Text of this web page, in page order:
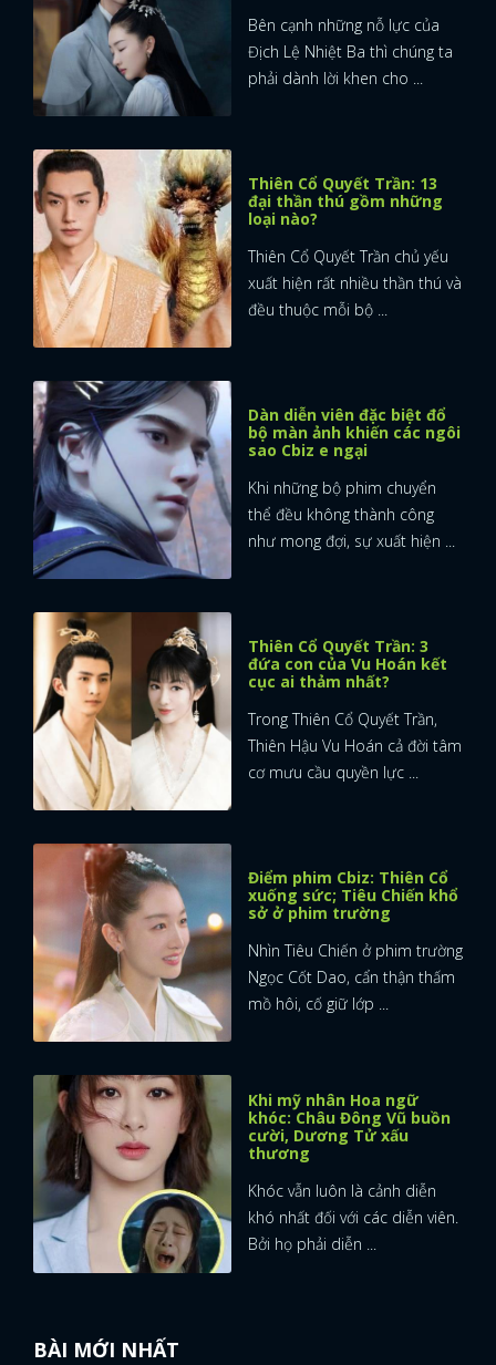
Bên cạnh những nỗ lực của
Địch Lệ Nhiệt Ba thì chúng ta
phải dành lời khen cho ...
Thiên Cổ Quyết Trần: 13
đại thần thú gồm những
loại nào?
Thiên Cổ Quyết Trần chủ yếu
xuất hiện rất nhiều thần thú và
đều thuộc mỗi bộ ...
Dàn diễn viên đặc biệt đổ
bộ màn ảnh khiến các ngôi
sao Cbiz e ngại
Khi những bộ phim chuyển
thể đều không thành công
như mong đợi, sự xuất hiện ...
Thiên Cổ Quyết Trần: 3
đứa con của Vu Hoán kết
cục ai thảm nhất?
Trong Thiên Cổ Quyết Trần,
Thiên Hậu Vu Hoán cả đời tâm
cơ mưu cầu quyền lực ...
Điểm phim Cbiz: Thiên Cổ
xuống sức; Tiêu Chiến khổ
sở ở phim trường
Nhìn Tiêu Chiến ở phim trường
Ngọc Cốt Dao, cẩn thận thấm
mồ hôi, cố giữ lớp ...
Khi mỹ nhân Hoa ngữ
khóc: Châu Đông Vũ buồn
cười, Dương Tử xấu
thương
Khóc vẫn luôn là cảnh diễn
khó nhất đối với các diễn viên.
Bởi họ phải diễn ...
BÀI MỚI NHẤT